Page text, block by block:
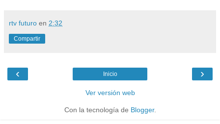
rtv futuro en 2:32
Compartir
‹ ›
Inicio
Ver versión web
Con la tecnología de Blogger.